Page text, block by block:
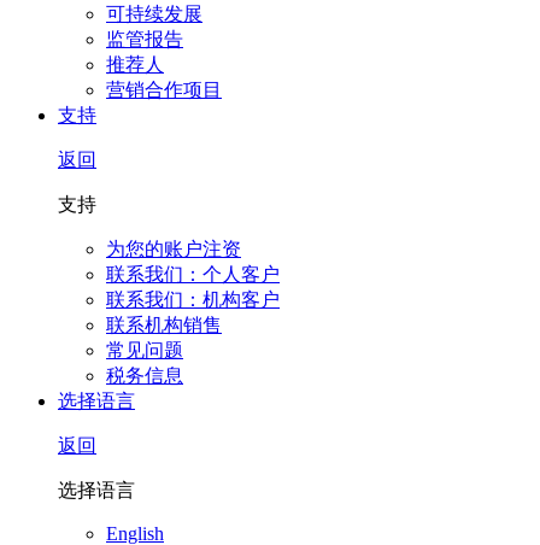
可持续发展
监管报告
推荐人
营销合作项目
支持
返回
支持
为您的账户注资
联系我们：个人客户
联系我们：机构客户
联系机构销售
常见问题
税务信息
选择语言
返回
选择语言
English